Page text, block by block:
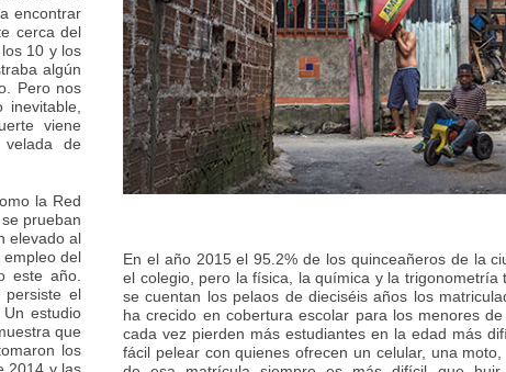
encontrar
cerca del
10 y los
algún
Pero nos
viene
de
la Red
prueban
elevado al
empleo del
este año.
persiste el
estudio
que
los
En el año 2015 el 95.2% de los quinceañeros de la
el colegio, pero la física, la química y la trigonometría
se cuentan los pelaos de dieciséis años los
ha crecido en cobertura escolar para los menores
cada vez pierden más estudiantes en la edad más
fácil pelear con quienes ofrecen un celular, una